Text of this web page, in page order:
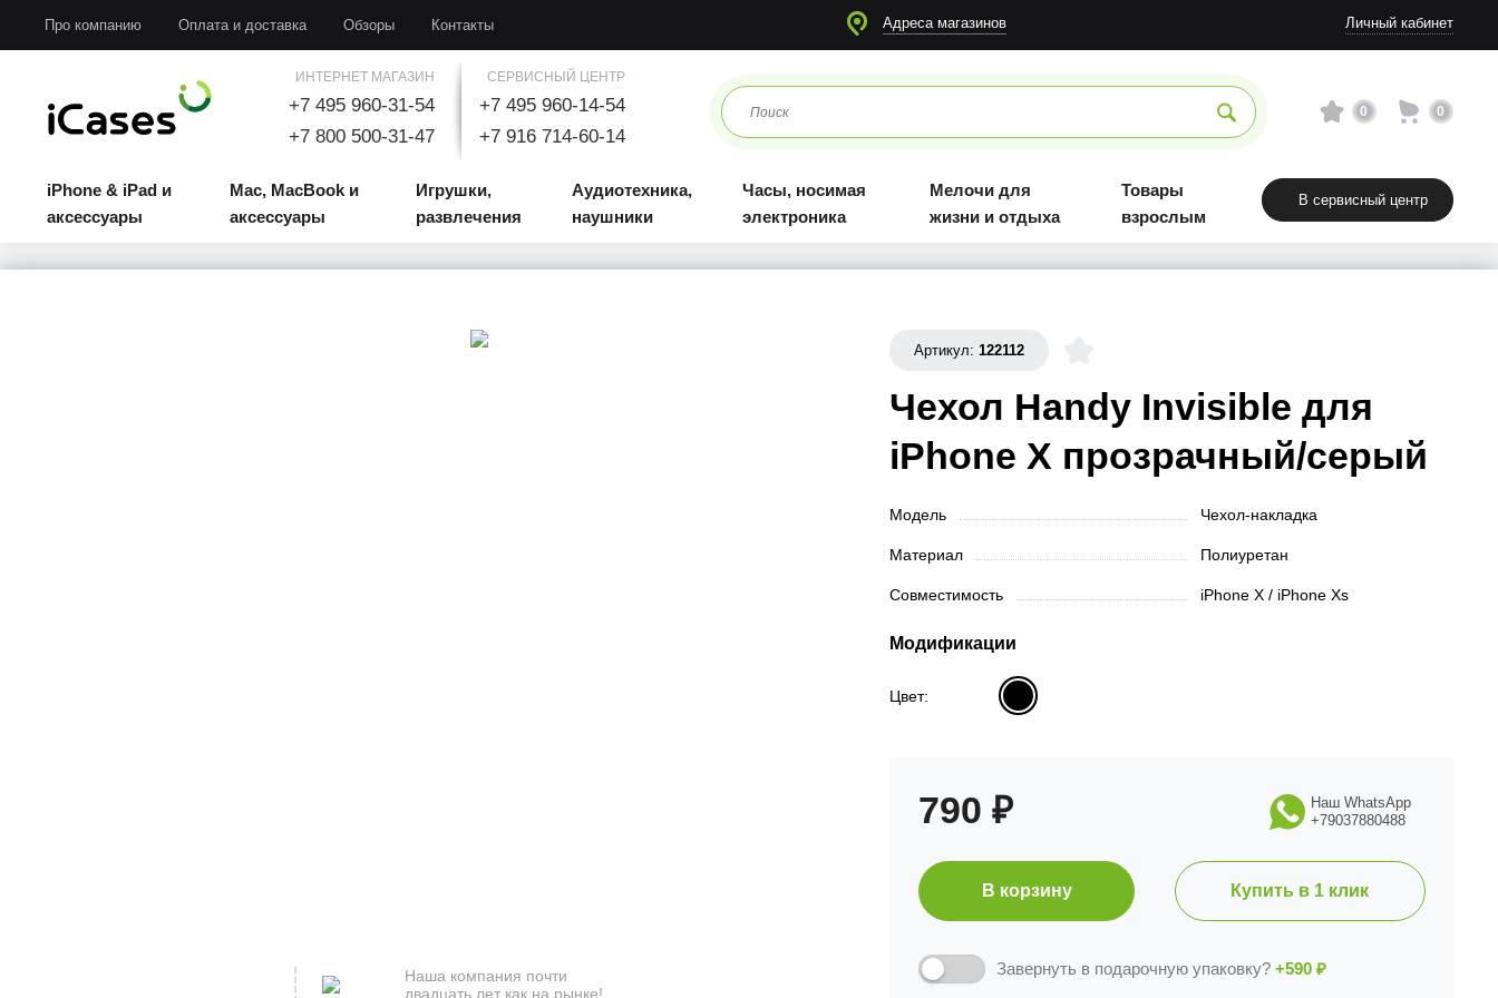
Про компанию Оплата и доставка Обзоры Контакты Адреса магазинов Личный кабинет
ИНТЕРНЕТ МАГАЗИН
+7 495 960-31-54
+7 800 500-31-47
СЕРВИСНЫЙ ЦЕНТР
+7 495 960-14-54
+7 916 714-60-14
0 0
iPhone & iPad и
аксессуары
Mac, MacBook и
аксессуары
Игрушки,
развлечения
Аудиотехника,
наушники
Часы, носимая
электроника
Мелочи для
жизни и отдыха
Товары
взрослым
В сервисный центр
Артикул:122112
Чехол Handy Invisible для
iPhone X прозрачный/серый
Модель Чехол-накладка
Материал Полиуретан
Совместимость iPhone X / iPhone Xs
Модификации
Цвет:
790 ₽
Наш WhatsApp
+79037880488
В корзину Купить в 1 клик
Завернуть в подарочную упаковку? +590 ₽
Наша компания почти
двадцать лет как на рынке!